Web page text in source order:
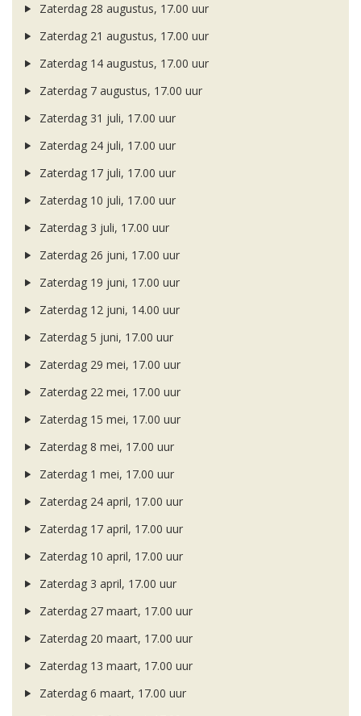
Zaterdag 28 augustus, 17.00 uur
Zaterdag 21 augustus, 17.00 uur
Zaterdag 14 augustus, 17.00 uur
Zaterdag 7 augustus, 17.00 uur
Zaterdag 31 juli, 17.00 uur
Zaterdag 24 juli, 17.00 uur
Zaterdag 17 juli, 17.00 uur
Zaterdag 10 juli, 17.00 uur
Zaterdag 3 juli, 17.00 uur
Zaterdag 26 juni, 17.00 uur
Zaterdag 19 juni, 17.00 uur
Zaterdag 12 juni, 14.00 uur
Zaterdag 5 juni, 17.00 uur
Zaterdag 29 mei, 17.00 uur
Zaterdag 22 mei, 17.00 uur
Zaterdag 15 mei, 17.00 uur
Zaterdag 8 mei, 17.00 uur
Zaterdag 1 mei, 17.00 uur
Zaterdag 24 april, 17.00 uur
Zaterdag 17 april, 17.00 uur
Zaterdag 10 april, 17.00 uur
Zaterdag 3 april, 17.00 uur
Zaterdag 27 maart, 17.00 uur
Zaterdag 20 maart, 17.00 uur
Zaterdag 13 maart, 17.00 uur
Zaterdag 6 maart, 17.00 uur